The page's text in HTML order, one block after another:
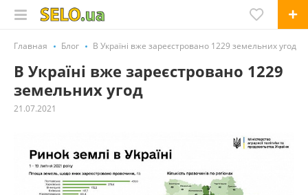
Главная Блог В Україні вже зареєстровано 1229 земельних угод
В Україні вже зареєстровано 1229
земельних угод
21.07.2021